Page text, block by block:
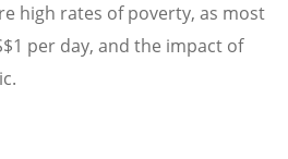
high rates of poverty, as most
per day, and the impact of